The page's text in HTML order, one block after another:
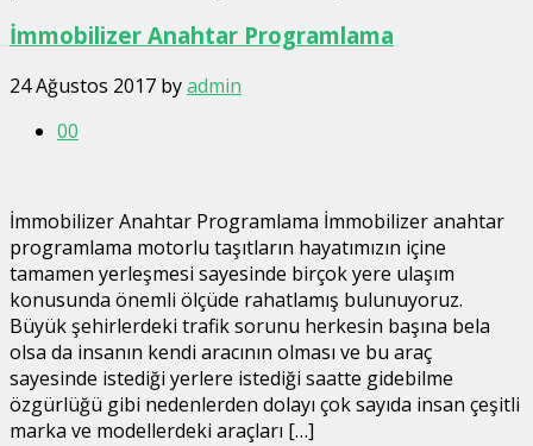
İmmobilizer Anahtar Programlama
24 Ağustos 2017 byadmin
00
İmmobilizer Anahtar Programlama İmmobilizer anahtar
programlama motorlu taşıtların hayatımızın içine
tamamen yerleşmesi sayesinde birçok yere ulaşım
konusunda önemli ölçüde rahatlamış bulunuyoruz.
Büyük şehirlerdeki trafik sorunu herkesin başına bela
olsa da insanın kendi aracının olması ve bu araç
sayesinde istediği yerlere istediği saatte gidebilme
özgürlüğü gibi nedenlerden dolayı çok sayıda insan çeşitli
marka ve modellerdeki araçları […]